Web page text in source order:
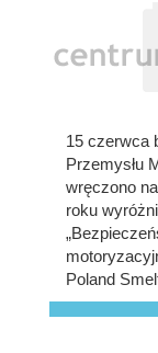
15 czerwca
Przemysłu
wręczono
roku
Poland